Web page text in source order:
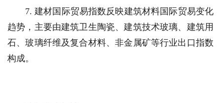
7. 建材国际贸易指数反映建筑材料国际贸易变化
趋势，主要由建筑卫生陶瓷、建筑技术玻璃、建筑用
石、玻璃纤维及复合材料、非金属矿等行业出口指数
构成。